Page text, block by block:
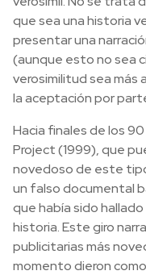
que sea una historia
presentar una
(aunque esto no sea
verosimilitud sea más
la aceptación por
Hacia finales de los
Project (1999), que
novedoso de este
un falso documental
que había sido
historia. Este giro
publicitarias más
momento dieron